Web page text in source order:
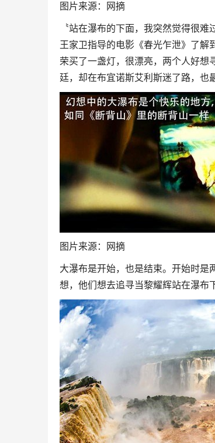
图片来源：网摘
〝站在瀑布的下面，我突然觉得很
王家卫指导的电影《春光乍泄》了解
荣买了一盏灯，很漂亮，两个人好
廷，却在布宜诺斯艾利斯迷了路，也
图片来源：网摘
大瀑布是开始，也是结束。开始时是
想，他们想去追寻当黎耀辉站在瀑布